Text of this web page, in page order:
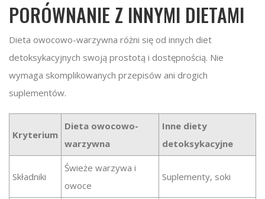
PORÓWNANIE Z INNYMI DIETAMI
Dieta owocowo-warzywna różni się od innych diet
detoksykacyjnych swoją prostotą i dostępnością. Nie
wymaga skomplikowanych przepisów ani drogich
suplementów.
Kryterium
Dieta owocowo-
warzywna
Inne diety
detoksykacyjne
Składniki
Świeże warzywa i
owoce
Suplementy, soki